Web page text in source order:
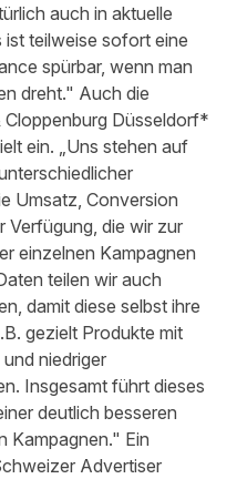
auch in aktuelle
ist teilweise sofort eine
spürbar, wenn man
dreht." Auch die
Cloppenburg Düsseldorf*
ein. „Uns stehen auf
Umsatz, Conversion
Verfügung, die wir zur
einzelnen Kampagnen
teilen wir auch
damit diese selbst ihre
gezielt Produkte mit
niedriger
Insgesamt führt dieses
deutlich besseren
Kampagnen." Ein
Advertiser